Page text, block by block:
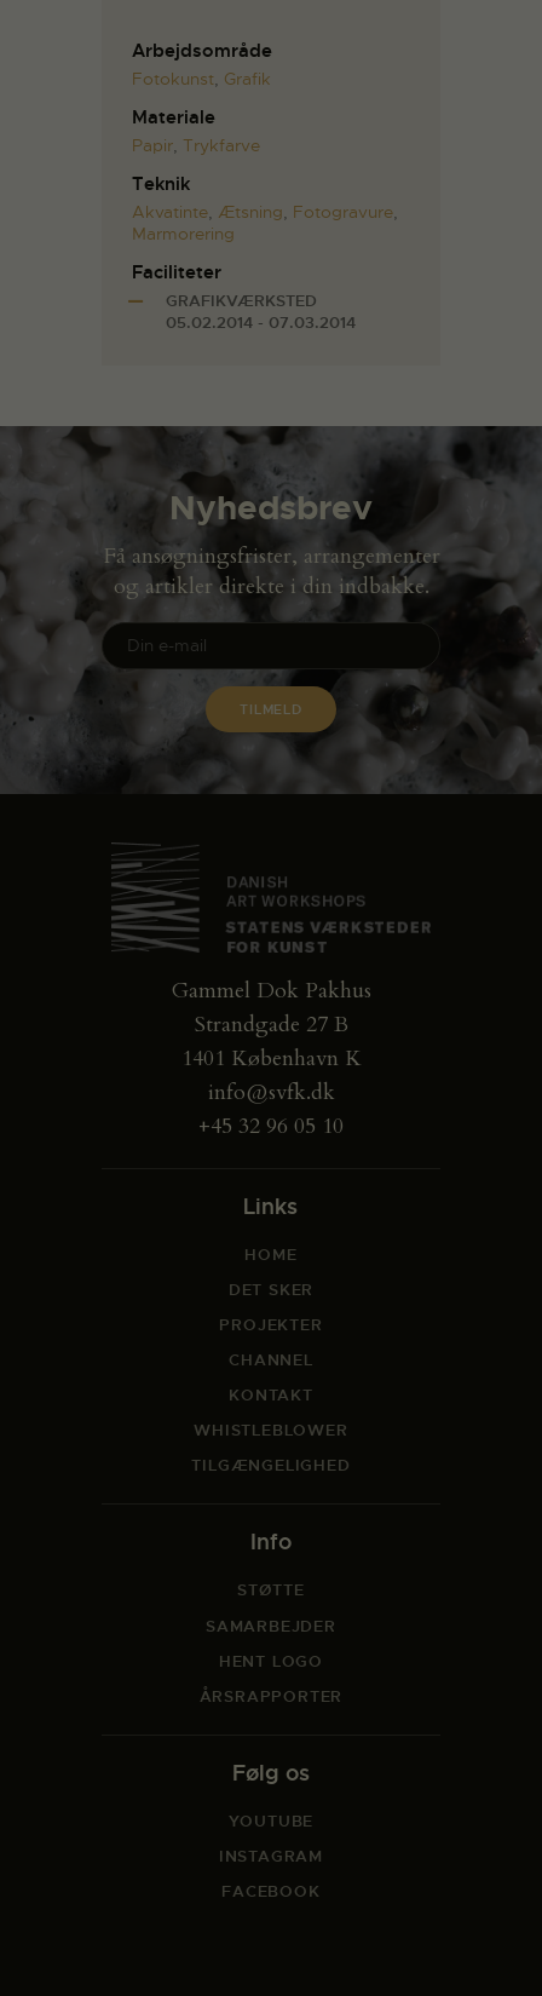
Arbejdsområde
Fotokunst, Grafik
Materiale
Papir, Trykfarve
Teknik
Akvatinte, Ætsning, Fotogravure,
Marmorering
Faciliteter
GRAFIKVÆRKSTED
05.02.2014 - 07.03.2014
Nyhedsbrev
Få ansøgningsfrister, arrangementer
og artikler direkte i din indbakke.
Gammel Dok Pakhus
Strandgade 27 B
1401 København K
info@svfk.dk
+45 32 96 05 10
Links
HOME
DET SKER
PROJEKTER
CHANNEL
KONTAKT
WHISTLEBLOWER
TILGÆNGELIGHED
Info
STØTTE
SAMARBEJDER
HENT LOGO
ÅRSRAPPORTER
Følg os
YOUTUBE
INSTAGRAM
FACEBOOK